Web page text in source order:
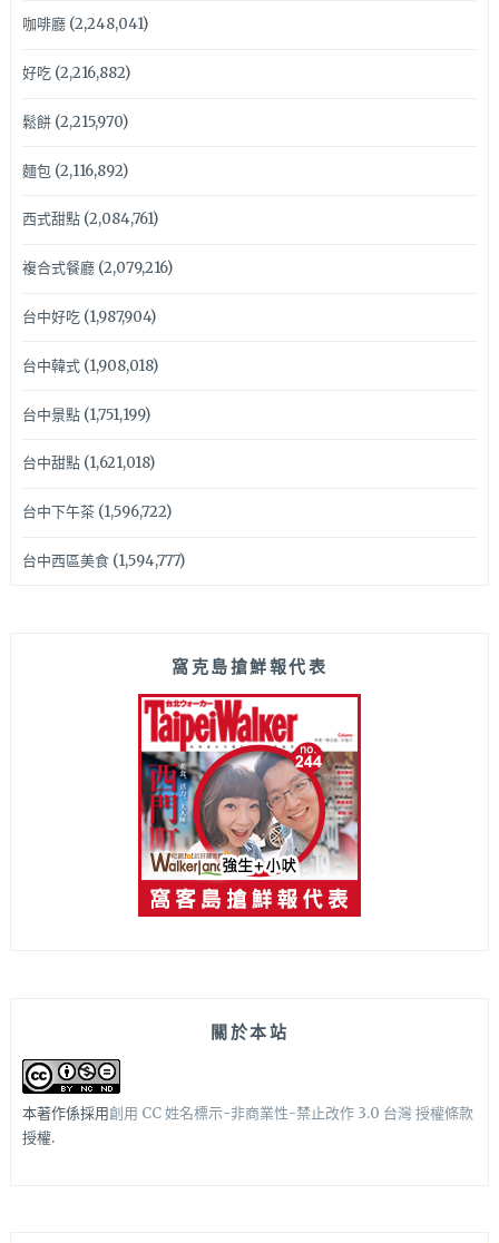
咖啡廳(2,248,041)
好吃(2,216,882)
鬆餅(2,215,970)
麵包(2,116,892)
西式甜點(2,084,761)
複合式餐廳(2,079,216)
台中好吃(1,987,904)
台中韓式(1,908,018)
台中景點(1,751,199)
台中甜點(1,621,018)
台中下午茶(1,596,722)
台中西區美食(1,594,777)
窩克島搶鮮報代表
關於本站
本著作係採用創用 CC 姓名標示-非商業性-禁止改作 3.0 台灣 授權條款
授權.